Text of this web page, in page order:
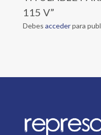
115 V”
Debes accederpara